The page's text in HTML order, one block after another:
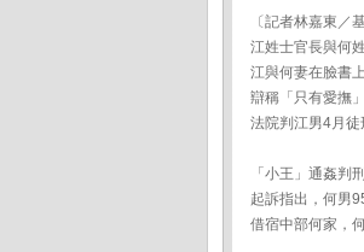
〔記者林嘉東／
江姓士官長與何
江與何妻在臉書
辯稱「只有愛撫
法院判江男4月徒
「小王」通姦判
起訴指出，何男
借宿中部何家，